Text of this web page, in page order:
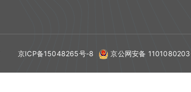
京ICP备15048265号-8 京公网安备